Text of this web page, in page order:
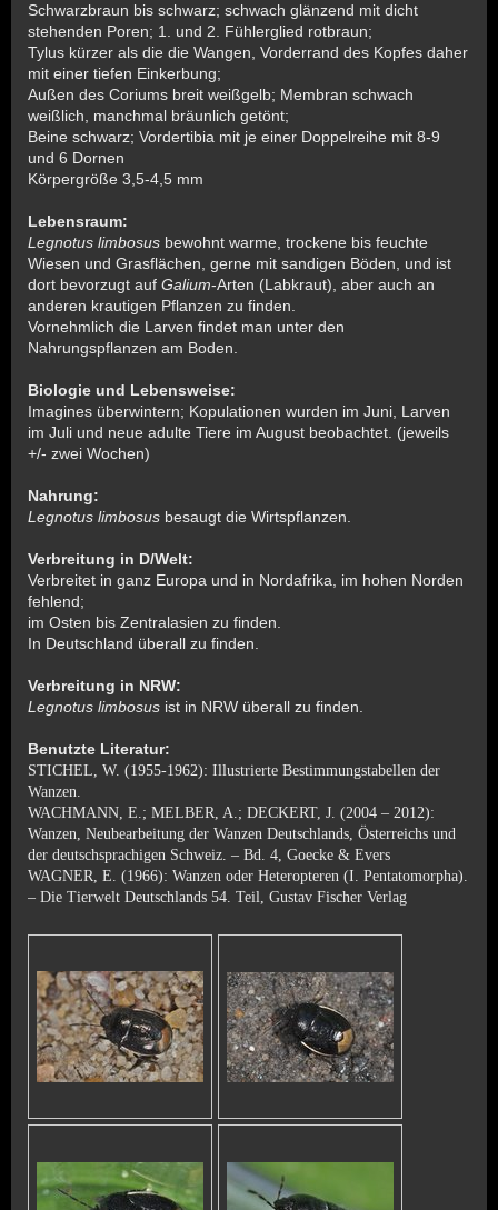
Schwarzbraun bis schwarz; schwach glänzend mit dicht
stehenden Poren; 1. und 2. Fühlerglied rotbraun;
Tylus kürzer als die die Wangen, Vorderrand des Kopfes daher
mit einer tiefen Einkerbung;
Außen des Coriums breit weißgelb; Membran schwach
weißlich, manchmal bräunlich getönt;
Beine schwarz; Vordertibia mit je einer Doppelreihe mit 8-9
und 6 Dornen
Körpergröße 3,5-4,5 mm
Lebensraum:
Legnotus limbosus bewohnt warme, trockene bis feuchte
Wiesen und Grasflächen, gerne mit sandigen Böden, und ist
dort bevorzugt auf Galium-Arten (Labkraut), aber auch an
anderen krautigen Pflanzen zu finden.
Vornehmlich die Larven findet man unter den
Nahrungspflanzen am Boden.
Biologie und Lebensweise:
Imagines überwintern; Kopulationen wurden im Juni, Larven
im Juli und neue adulte Tiere im August beobachtet. (jeweils
+/- zwei Wochen)
Nahrung:
Legnotus limbosus besaugt die Wirtspflanzen.
Verbreitung in D/Welt:
Verbreitet in ganz Europa und in Nordafrika, im hohen Norden
fehlend;
im Osten bis Zentralasien zu finden.
In Deutschland überall zu finden.
Verbreitung in NRW:
Legnotus limbosus ist in NRW überall zu finden.
Benutzte Literatur:
STICHEL, W. (1955-1962): Illustrierte Bestimmungstabellen der
Wanzen.
WACHMANN, E.; MELBER, A.; DECKERT, J. (2004 – 2012):
Wanzen, Neubearbeitung der Wanzen Deutschlands, Österreichs und
der deutschsprachigen Schweiz. – Bd. 4, Goecke & Evers
WAGNER, E. (1966): Wanzen oder Heteropteren (I. Pentatomorpha).
– Die Tierwelt Deutschlands 54. Teil, Gustav Fischer Verlag